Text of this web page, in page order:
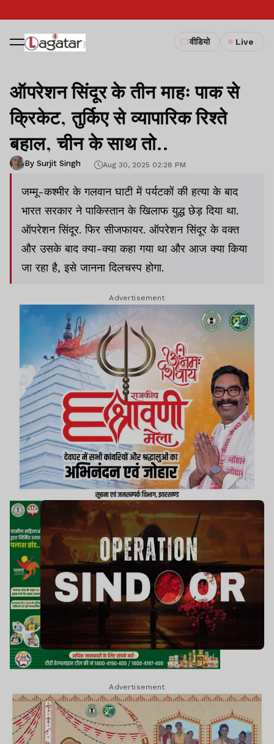
वीडियो Live
ऑपरेशन सिंदूर के तीन माहः पाक से
क्रिकेट, तुर्किए से व्यापारिक रिश्ते
बहाल, चीन के साथ तो..
By Surjit Singh Aug 30, 2025 02:28 PM
जम्मू-कश्मीर के गलवान घाटी में पर्यटकों की हत्या के बाद
भारत सरकार ने पाकिस्तान के खिलाफ युद्ध छेड़ दिया था.
ऑपरेशन सिंदूर. फिर सीजफायर. ऑपरेशन सिंदूर के वक्त
और उसके बाद क्या-क्या कहा गया था और आज क्या किया
जा रहा है, इसे जानना दिलचस्प होगा.
Advertisement
Advertisement